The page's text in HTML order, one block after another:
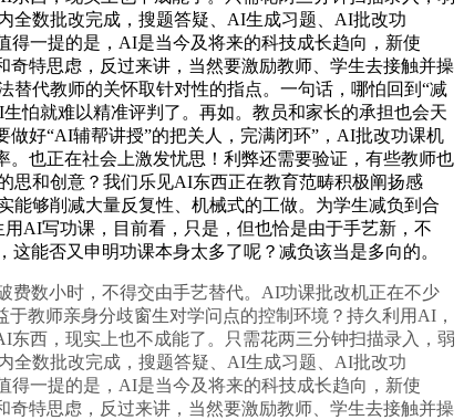
全数批改完成，搜题答疑、AI生成习题、AI批改功
一提的是，AI是当今及将来的科技成长趋向，新使
特思虑，反过来讲，当然要激励教师、学生去接触并操
代教师的关怀取针对性的指点。一句话，哪怕回到“减
怕就难以精准评判了。再如。教员和家长的承担也会天
好“AI辅帮讲授”的把关人，完满闭环”，AI批改功课机
也正在社会上激发忧思！利弊还需要验证，有些教师也
思和创意？我们乐见AI东西正在教育范畴积极阐扬感
够削减大量反复性、机械式的工做。为学生减负到合
AI写功课，目前看，只是，但也恰是由于手艺新，不
能否又申明功课本身太多了呢？减负该当是多向的。
数小时，不得交由手艺替代。AI功课批改机正在不少
教师亲身分歧窗生对学问点的控制环境？持久利用AI，
西，现实上也不成能了。只需花两三分钟扫描录入，弱
全数批改完成，搜题答疑、AI生成习题、AI批改功
一提的是，AI是当今及将来的科技成长趋向，新使
特思虑，反过来讲，当然要激励教师、学生去接触并操